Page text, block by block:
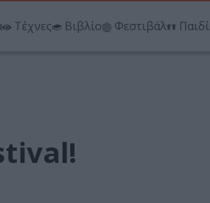
Τέχνες Βιβλίο Φεστιβάλ Παιδί